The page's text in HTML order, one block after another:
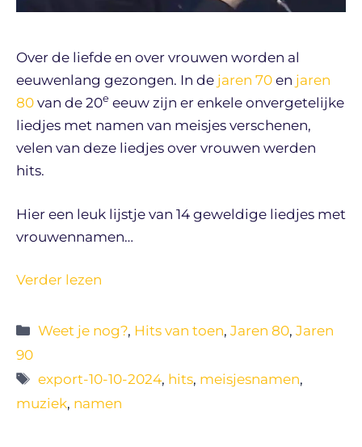
Over de liefde en over vrouwen worden al
eeuwenlang gezongen. In de jaren 70 en jaren
80 van de 20e eeuw zijn er enkele onvergetelijke
liedjes met namen van meisjes verschenen,
velen van deze liedjes over vrouwen werden
hits.
Hier een leuk lijstje van 14 geweldige liedjes met
vrouwennamen…
Verder lezen
Categorieën
Weet je nog?, Hits van toen,Jaren 80,Jaren
90
Tags
export-10-10-2024, hits, meisjesnamen,
muziek, namen